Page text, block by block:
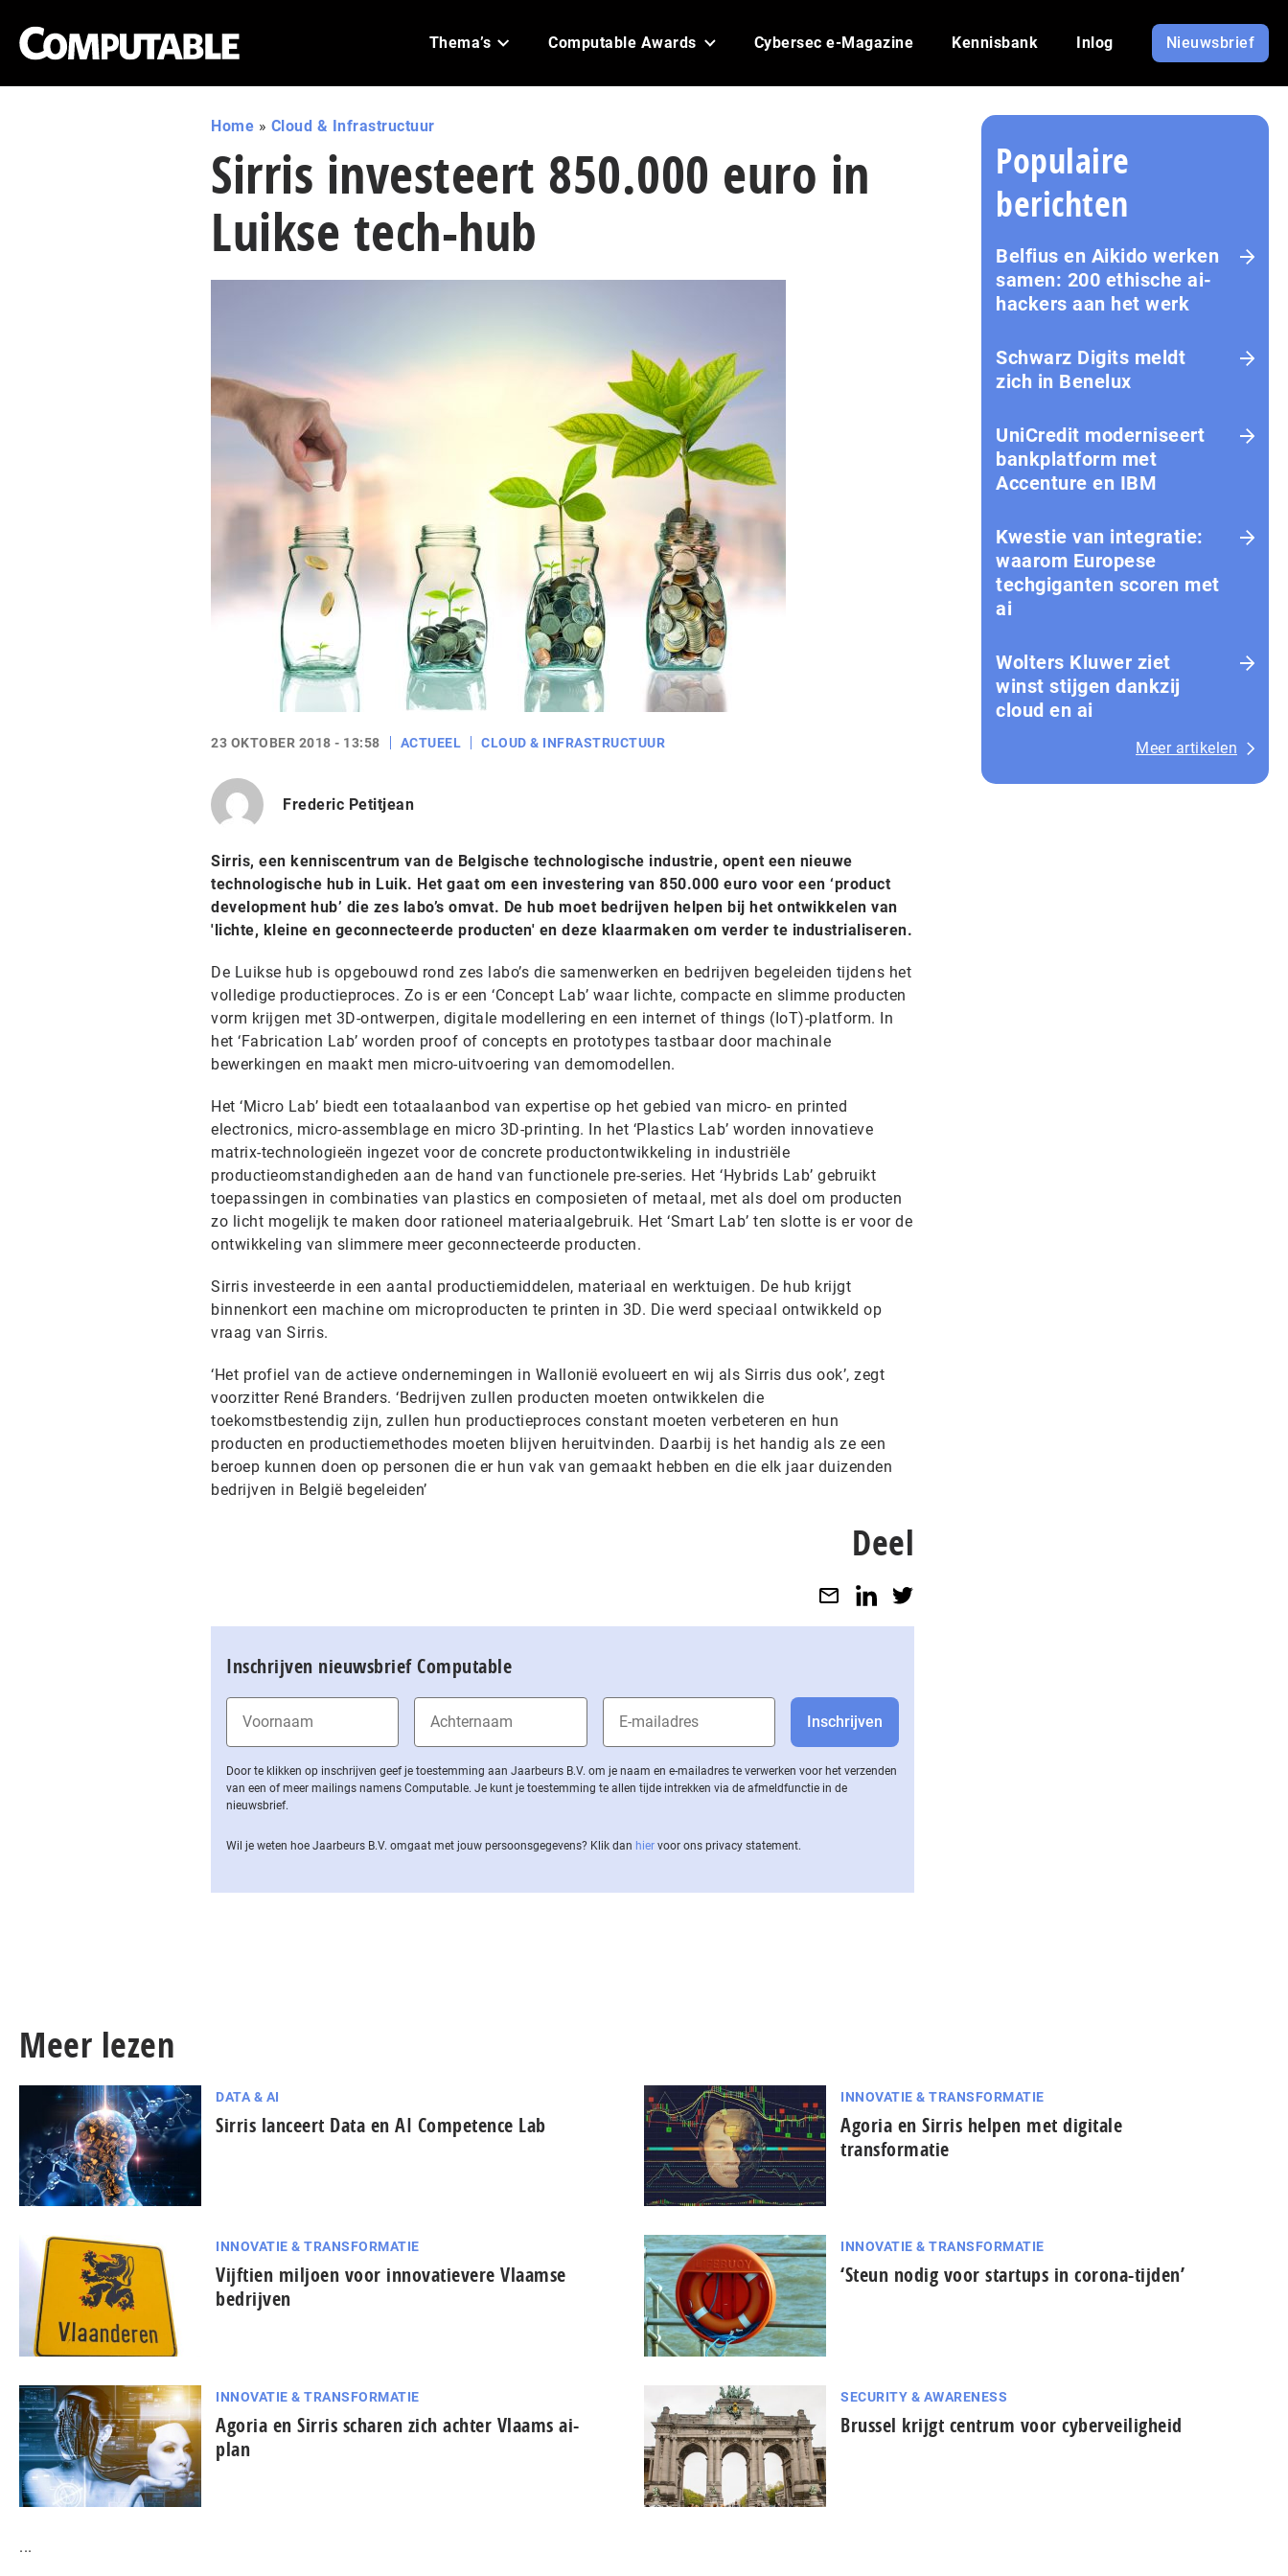
Thema’s Computable Awards Cybersec e-Magazine Kennisbank Inlog Nieuwsbrief
Home » Cloud & Infrastructuur
Sirris investeert 850.000 euro in
Luikse tech-hub
23 OKTOBER 2018 - 13:58 ACTUEEL CLOUD & INFRASTRUCTUUR
Frederic Petitjean
Sirris, een kenniscentrum van de Belgische technologische industrie, opent een nieuwe
technologische hub in Luik. Het gaat om een investering van 850.000 euro voor een ‘product
development hub’ die zes labo’s omvat. De hub moet bedrijven helpen bij het ontwikkelen van
'lichte, kleine en geconnecteerde producten' en deze klaarmaken om verder te industrialiseren.
De Luikse hub is opgebouwd rond zes labo’s die samenwerken en bedrijven begeleiden tijdens het
volledige productieproces. Zo is er een ‘Concept Lab’ waar lichte, compacte en slimme producten
vorm krijgen met 3D-ontwerpen, digitale modellering en een internet of things (IoT)-platform. In
het ‘Fabrication Lab’ worden proof of concepts en prototypes tastbaar door machinale
bewerkingen en maakt men micro-uitvoering van demomodellen.
Het ‘Micro Lab’ biedt een totaalaanbod van expertise op het gebied van micro- en printed
electronics, micro-assemblage en micro 3D-printing. In het ‘Plastics Lab’ worden innovatieve
matrix-technologieën ingezet voor de concrete productontwikkeling in industriële
productieomstandigheden aan de hand van functionele pre-series. Het ‘Hybrids Lab’ gebruikt
toepassingen in combinaties van plastics en composieten of metaal, met als doel om producten
zo licht mogelijk te maken door rationeel materiaalgebruik. Het ‘Smart Lab’ ten slotte is er voor de
ontwikkeling van slimmere meer geconnecteerde producten.
Sirris investeerde in een aantal productiemiddelen, materiaal en werktuigen. De hub krijgt
binnenkort een machine om microproducten te printen in 3D. Die werd speciaal ontwikkeld op
vraag van Sirris.
‘Het profiel van de actieve ondernemingen in Wallonië evolueert en wij als Sirris dus ook’, zegt
voorzitter René Branders. ‘Bedrijven zullen producten moeten ontwikkelen die
toekomstbestendig zijn, zullen hun productieproces constant moeten verbeteren en hun
producten en productiemethodes moeten blijven heruitvinden. Daarbij is het handig als ze een
beroep kunnen doen op personen die er hun vak van gemaakt hebben en die elk jaar duizenden
bedrijven in België begeleiden’
Deel
Inschrijven nieuwsbrief Computable
Door te klikken op inschrijven geef je toestemming aan Jaarbeurs B.V. om je naam en e-mailadres te verwerken voor het verzenden
van een of meer mailings namens Computable. Je kunt je toestemming te allen tijde intrekken via de af­meld­func­tie in de
nieuwsbrief.
Wil je weten hoe Jaarbeurs B.V. omgaat met jouw per­soons­ge­ge­vens? Klik dan hier voor ons privacy statement.
Populaire
berichten
Belfius en Aikido werken
samen: 200 ethische ai-
hackers aan het werk
Schwarz Digits meldt
zich in Benelux
UniCredit moderniseert
bankplatform met
Accenture en IBM
Kwestie van integratie:
waarom Europese
techgiganten scoren met
ai
Wolters Kluwer ziet
winst stijgen dankzij
cloud en ai
Meer artikelen
Meer lezen
DATA & AI
Sirris lanceert Data en AI Competence Lab
INNOVATIE & TRANSFORMATIE
Agoria en Sirris helpen met digitale
transformatie
INNOVATIE & TRANSFORMATIE
Vijftien miljoen voor innovatievere Vlaamse
bedrijven
INNOVATIE & TRANSFORMATIE
‘Steun nodig voor startups in corona-tijden’
INNOVATIE & TRANSFORMATIE
Agoria en Sirris scharen zich achter Vlaams ai-
plan
SECURITY & AWARENESS
Brussel krijgt centrum voor cyberveiligheid
...